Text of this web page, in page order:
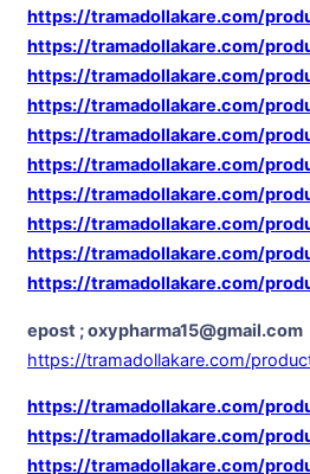
https://tramadollakare.com/
https://tramadollakare.com/
https://tramadollakare.com/
https://tramadollakare.com/
https://tramadollakare.com/
https://tramadollakare.com/
https://tramadollakare.com/
https://tramadollakare.com/
https://tramadollakare.com/
https://tramadollakare.com/
epost ; oxypharma15@gmail.com
https://tramadollakare.com/
https://tramadollakare.com/
https://tramadollakare.com/
https://tramadollakare.com/